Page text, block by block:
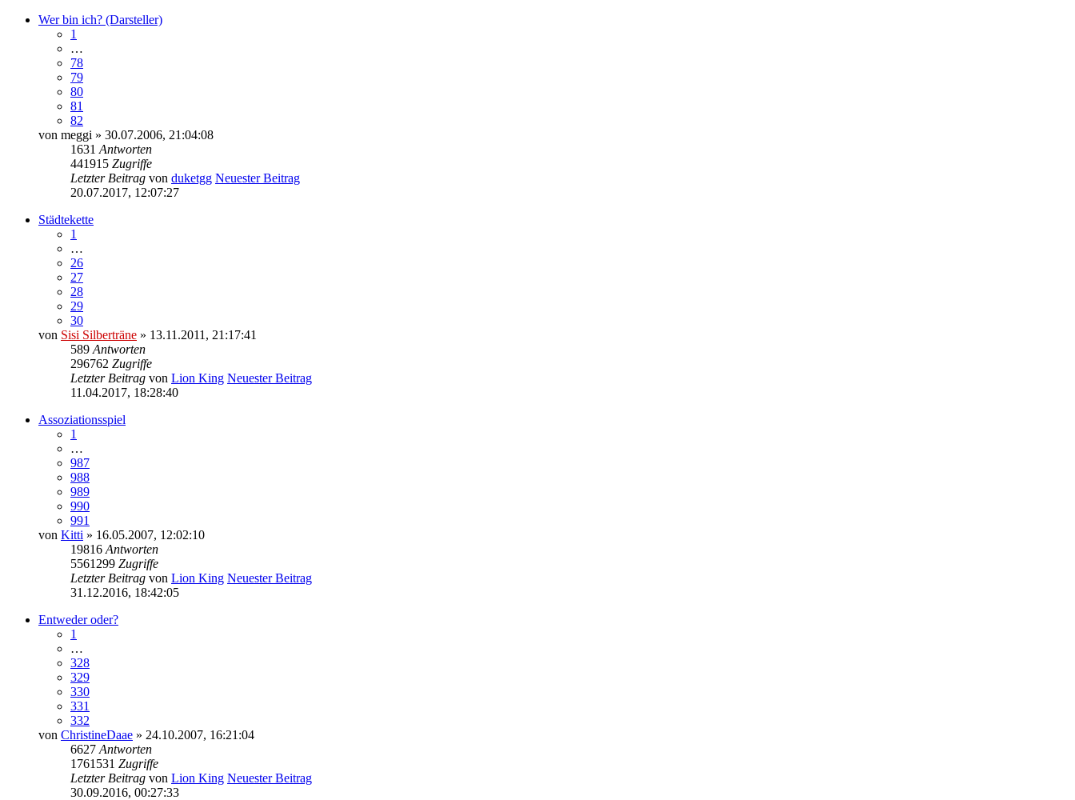
Wer bin ich? (Darsteller)
1
…
78
79
80
81
82
von meggi » 30.07.2006, 21:04:08
1631 Antworten
441915 Zugriffe
Letzter Beitrag von duketgg Neuester Beitrag
20.07.2017, 12:07:27
Städtekette
1
…
26
27
28
29
30
von Sisi Silberträne » 13.11.2011, 21:17:41
589 Antworten
296762 Zugriffe
Letzter Beitrag von Lion King Neuester Beitrag
11.04.2017, 18:28:40
Assoziationsspiel
1
…
987
988
989
990
991
von Kitti » 16.05.2007, 12:02:10
19816 Antworten
5561299 Zugriffe
Letzter Beitrag von Lion King Neuester Beitrag
31.12.2016, 18:42:05
Entweder oder?
1
…
328
329
330
331
332
von ChristineDaae » 24.10.2007, 16:21:04
6627 Antworten
1761531 Zugriffe
Letzter Beitrag von Lion King Neuester Beitrag
30.09.2016, 00:27:33